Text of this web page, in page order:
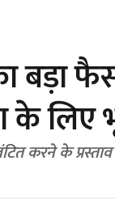
बड़ा
के लिए
करने के